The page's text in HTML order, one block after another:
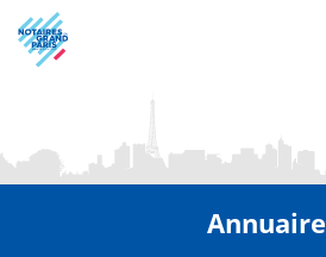
Aller
au
contenu
Annuaire